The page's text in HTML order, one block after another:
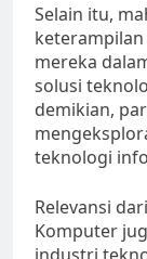
Selain itu,
mereka
solusi
demikian,
teknologi
Relevansi
Komputer